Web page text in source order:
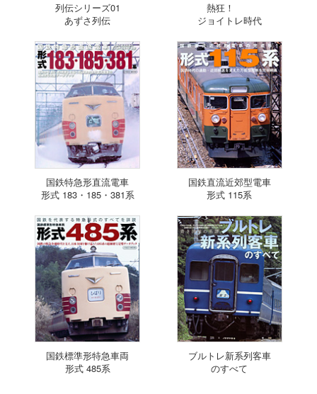
列伝シリーズ01
あずさ列伝
熱狂！
ジョイトレ時代
国鉄特急形直流電車
形式 183・185・381系
国鉄直流近郊型電車
形式 115系
国鉄標準形特急車両
形式 485系
ブルトレ新系列客車
のすべて